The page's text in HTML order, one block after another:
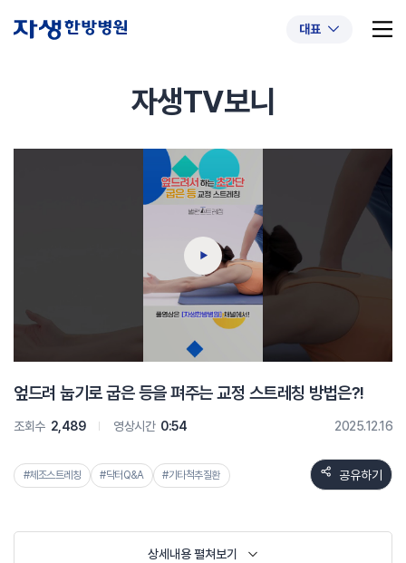
대표
#초음파약침 #척추압박골절
#교통사고후유증 #허리디스크
자생TV보니
엎드려 눕기로 굽은 등을 펴주는 교정 스트레칭 방법은?!
조회수 2,489 영상시간 0:54 2025.12.16
#체조스트레칭 #닥터Q&A #기타척추질환 공유하기
상세내용 펼쳐보기